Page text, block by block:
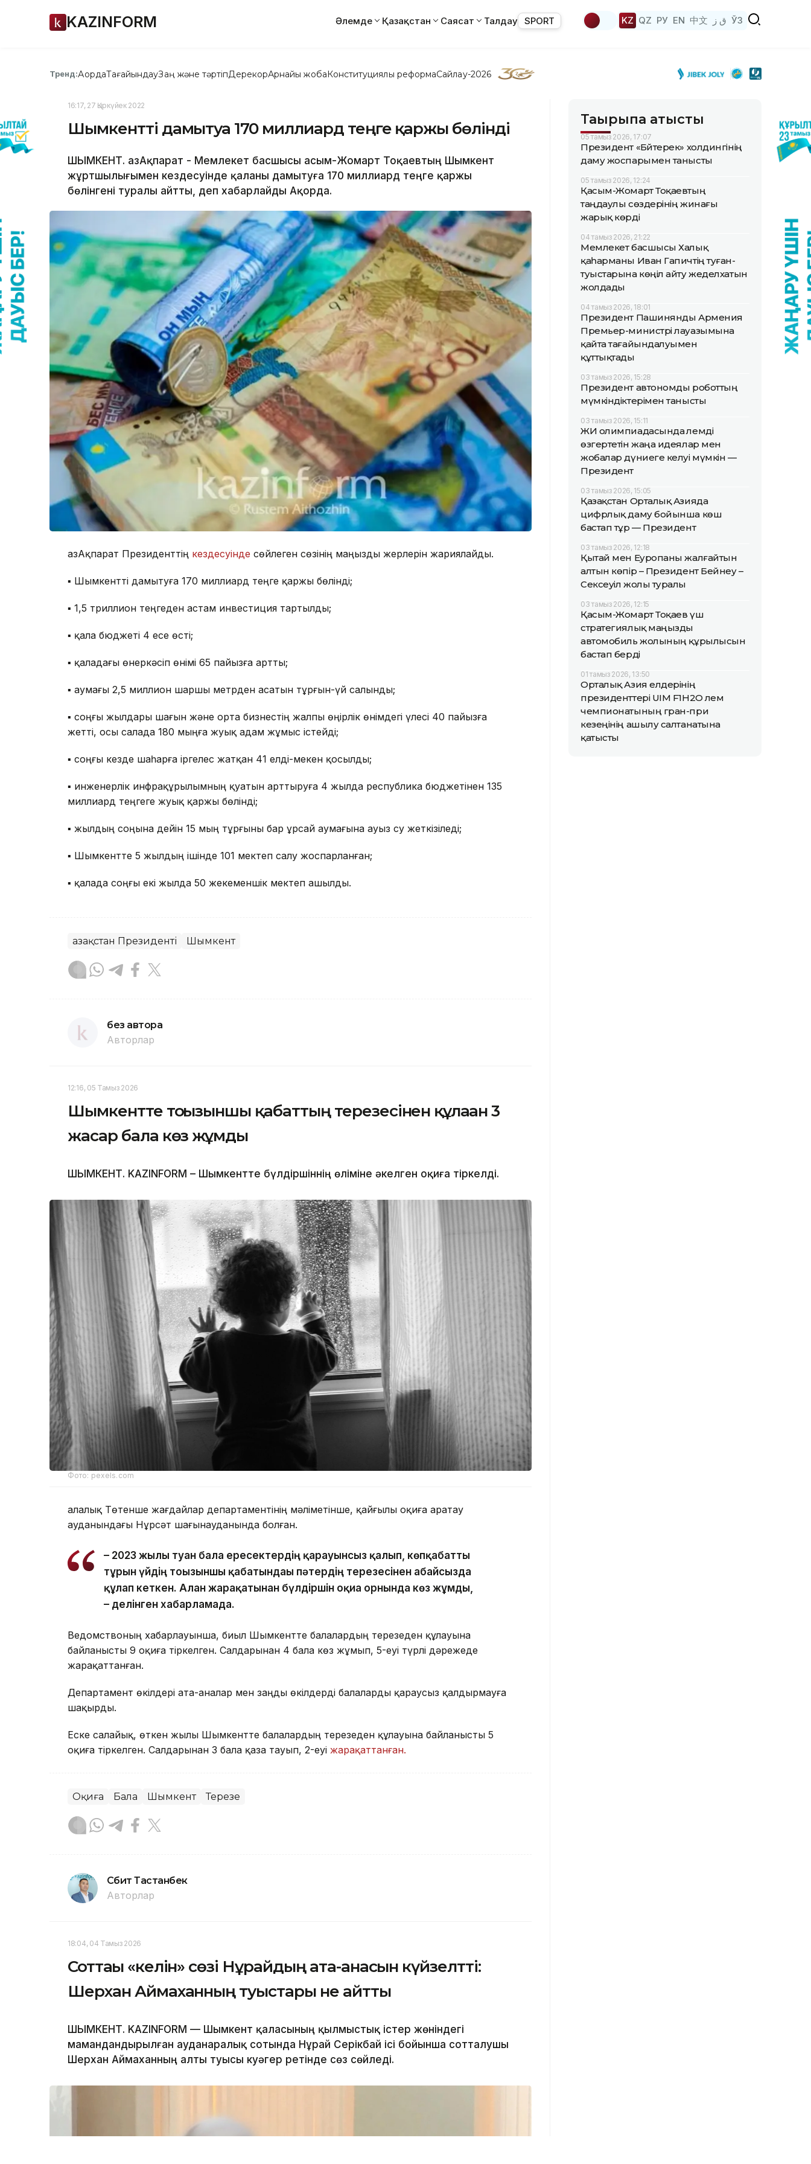
KAZINFORM Әлемде Қазақстан Саясат Талдау SPORT KZ QZ РУ EN 中文 ق ز ЎЗ
Тренд:АқордаТағайындауЗаң және тәртіпДерекқорАрнайы жобаКонституциялық реформаСайлау-2026
16:17, 27 Қыркүйек 2022
Шымкентті дамытуға 170 миллиард теңге қаржы бөлінді
ШЫМКЕНТ. ҚазАқпарат - Мемлекет басшысы Қасым-Жомарт Тоқаевтың Шымкент
жұртшылығымен кездесуінде қаланы дамытуға 170 миллиард теңге қаржы
бөлінгені туралы айтты, деп хабарлайды Ақорда.
ҚазАқпарат Президенттің кездесуінде сөйлеген сөзінің маңызды жерлерін жариялайды.
▪️ Шымкентті дамытуға 170 миллиард теңге қаржы бөлінді;
▪️ 1,5 триллион теңгеден астам инвестиция тартылды;
▪️ қала бюджеті 4 есе өсті;
▪️ қаладағы өнеркәсіп өнімі 65 пайызға артты;
▪️ аумағы 2,5 миллион шаршы метрден асатын тұрғын-үй салынды;
▪️ соңғы жылдары шағын және орта бизнестің жалпы өңірлік өнімдегі үлесі 40 пайызға
жетті, осы салада 180 мыңға жуық адам жұмыс істейді;
▪️ соңғы кезде шаһарға іргелес жатқан 41 елді-мекен қосылды;
▪️ инженерлік инфрақұрылымның қуатын арттыруға 4 жылда республика бюджетінен 135
миллиард теңгеге жуық қаржы бөлінді;
▪️ жылдың соңына дейін 15 мың тұрғыны бар Құрсай аумағына ауыз су жеткізіледі;
▪️ Шымкентте 5 жылдың ішінде 101 мектеп салу жоспарланған;
▪️ қалада соңғы екі жылда 50 жекеменшік мектеп ашылды.
Қазақстан Президенті Шымкент
без автора
Авторлар
12:16, 05 Тамыз 2026
Шымкентте тоғызыншы қабаттың терезесінен құлаған 3
жасар бала көз жұмды
ШЫМКЕНТ. KAZINFORM – Шымкентте бүлдіршіннің өліміне әкелген оқиға тіркелді.
Фото: pexels.com
Қалалық Төтенше жағдайлар департаментінің мәліметінше, қайғылы оқиға Қаратау
ауданындағы Нұрсәт шағынауданында болған.
– 2023 жылы туған бала ересектердің қарауынсыз қалып, көпқабатты
тұрғын үйдің тоғызыншы қабатындағы пәтердің терезесінен абайсызда
құлап кеткен. Алған жарақатынан бүлдіршін оқиға орнында көз жұмды,
– делінген хабарламада.
Ведомствоның хабарлауынша, биыл Шымкентте балалардың терезеден құлауына
байланысты 9 оқиға тіркелген. Салдарынан 4 бала көз жұмып, 5-еуі түрлі дәрежеде
жарақаттанған.
Департамент өкілдері ата-аналар мен заңды өкілдерді балаларды қараусыз қалдырмауға
шақырды.
Еске салайық, өткен жылы Шымкентте балалардың терезеден құлауына байланысты 5
оқиға тіркелген. Салдарынан 3 бала қаза тауып, 2-еуі жарақаттанған.
Оқиға Бала Шымкент Терезе
Сәбит Тастанбек
Авторлар
18:04, 04 Тамыз 2026
Соттағы «келін» сөзі Нұрайдың ата-анасын күйзелтті:
Шерхан Аймаханның туыстары не айтты
ШЫМКЕНТ. KAZINFORM — Шымкент қаласының қылмыстық істер жөніндегі
мамандандырылған ауданаралық сотында Нұрай Серікбай ісі бойынша сотталушы
Шерхан Аймаханның алты туысы куәгер ретінде сөз сөйледі.
Тақырыпқа қатысты
05 тамыз 2026, 17:07
Президент «Бәйтерек» холдингінің
даму жоспарымен танысты
05 тамыз 2026, 12:24
Қасым-Жомарт Тоқаевтың
таңдаулы сөздерінің жинағы
жарық көрді
04 тамыз 2026, 21:22
Мемлекет басшысы Халық
қаһарманы Иван Гапичтің туған-
туыстарына көңіл айту жеделхатын
жолдады
04 тамыз 2026, 18:01
Президент Пашинянды Армения
Премьер-министрі лауазымына
қайта тағайындалуымен
құттықтады
03 тамыз 2026, 15:28
Президент автономды роботтың
мүмкіндіктерімен танысты
03 тамыз 2026, 15:11
ЖИ олимпиадасында әлемді
өзгертетін жаңа идеялар мен
жобалар дүниеге келуі мүмкін —
Президент
03 тамыз 2026, 15:05
Қазақстан Орталық Азияда
цифрлық даму бойынша көш
бастап тұр — Президент
03 тамыз 2026, 12:18
Қытай мен Еуропаны жалғайтын
алтын көпір – Президент Бейнеу –
Сексеуіл жолы туралы
03 тамыз 2026, 12:15
Қасым-Жомарт Тоқаев үш
стратегиялық маңызды
автомобиль жолының құрылысын
бастап берді
01 тамыз 2026, 13:50
Орталық Азия елдерінің
президенттері UIM F1H2O әлем
чемпионатының гран-при
кезеңінің ашылу салтанатына
қатысты